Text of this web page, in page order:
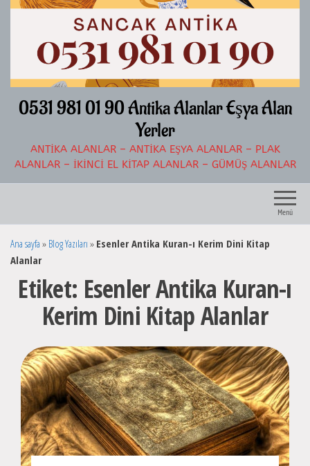
İçeriğe
0531 981 01 90 Antika Alanlar Eşya Alan
Yerler
ANTIKA ALANLAR – ANTIKA EŞYA ALANLAR – PLAK
ALANLAR – İKINCI EL KITAP ALANLAR – GÜMÜŞ ALANLAR
Menü
Ana sayfa » Blog Yazıları » Esenler Antika Kuran-ı Kerim Dini Kitap
Alanlar
Etiket: Esenler Antika Kuran-ı
Kerim Dini Kitap Alanlar